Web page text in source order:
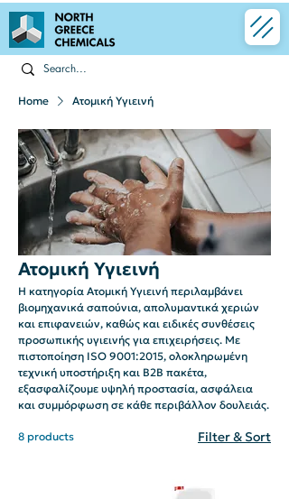
Home Ατομική Υγιεινή
Ατομική Υγιεινή
Η κατηγορία Ατομική Υγιεινή περιλαμβάνει
βιομηχανικά σαπούνια, απολυμαντικά χεριών
και επιφανειών, καθώς και ειδικές συνθέσεις
προσωπικής υγιεινής για επιχειρήσεις. Με
πιστοποίηση ISO 9001:2015, ολοκληρωμένη
τεχνική υποστήριξη και B2B πακέτα,
εξασφαλίζουμε υψηλή προστασία, ασφάλεια
και συμμόρφωση σε κάθε περιβάλλον δουλειάς.
8 products Filter & Sort